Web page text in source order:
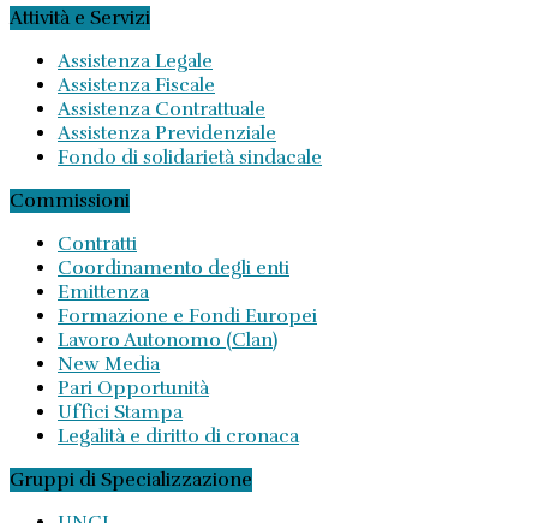
Attività e Servizi
Assistenza Legale
Assistenza Fiscale
Assistenza Contrattuale
Assistenza Previdenziale
Fondo di solidarietà sindacale
Commissioni
Contratti
Coordinamento degli enti
Emittenza
Formazione e Fondi Europei
Lavoro Autonomo (Clan)
New Media
Pari Opportunità
Uffici Stampa
Legalità e diritto di cronaca
Gruppi di Specializzazione